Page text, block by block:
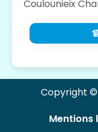
Coulounieix
Copyright
Mentions